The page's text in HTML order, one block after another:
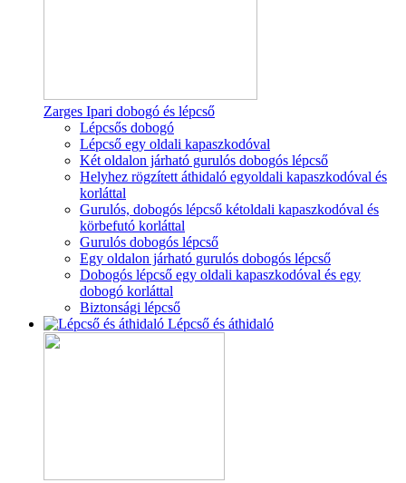
Zarges Ipari dobogó és lépcső
Lépcsős dobogó
Lépcső egy oldali kapaszkodóval
Két oldalon járható gurulós dobogós lépcső
Helyhez rögzített áthidaló egyoldali kapaszkodóval és
korláttal
Gurulós, dobogós lépcső kétoldali kapaszkodóval és
körbefutó korláttal
Gurulós dobogós lépcső
Egy oldalon járható gurulós dobogós lépcső
Dobogós lépcső egy oldali kapaszkodóval és egy
dobogó korláttal
Biztonsági lépcső
Lépcső és áthidaló